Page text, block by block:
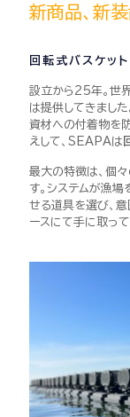
新商品、新
回転式バスケッ
設立から25年。世
は提供してきました
資材への付着物を
えして、 SEAPAは
最大の特徴は、個
す。 システムが漁場
せる道具を選び、
ースにて手に取って